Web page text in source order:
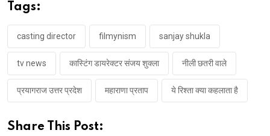
Tags:
casting director filmynism sanjay shukla
tv news कास्टिंग डायरेक्टर संजय शुक्ला नीली छतरी वाले
प्रयागराज उत्तर प्रदेश महाराणा प्रताप ये रिश्ता क्या कहलाता है
Share This Post: